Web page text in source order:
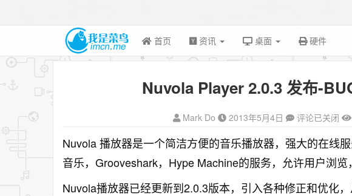
首页 资讯 桌面 硬件
Nuvola Player 2.0.3 发布-
Mark Do 2013年5月4日 评论已关闭
Nuvola 播放器是一个简洁方便的音乐播放器，强大的在线
音乐，Grooveshark，Hype Machine的服务，允许用户浏览
Nuvola播放器已经更新到2.0.3版本，引入各种修正和优化